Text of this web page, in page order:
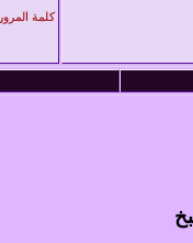
كلمة المرور